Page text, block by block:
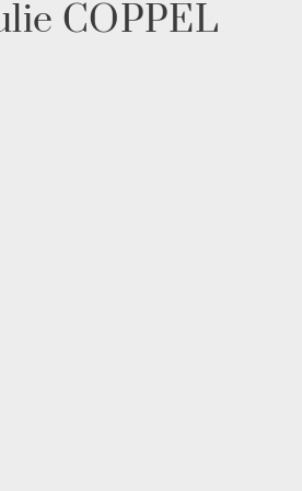
COPPEL